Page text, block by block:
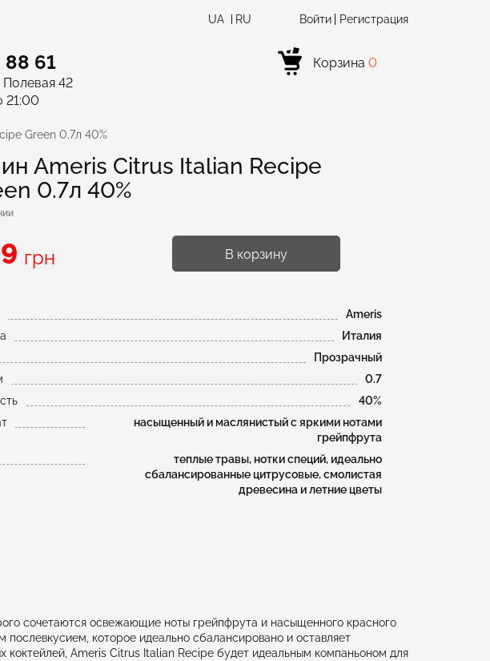
UA RU Регистрация
Войти
88 61 Корзина 0
Полевая 42
21:00
Green 0.7л 40%
Ameris Citrus Italian Recipe
0.7л 40%
грн В корзину
Ameris
Италия
Прозрачный
0.7
40%
насыщенный и маслянистый с яркими нотами
грейпфрута
теплые травы, нотки специй, идеально
сбалансированные цитрусовые, смолистая
древесина и летние цветы
сочетаются освежающие ноты грейпфрута и насыщенного красного
которое идеально сбалансировано и оставляет
коктейлей, Ameris Citrus Italian Recipe будет идеальным компаньоном для